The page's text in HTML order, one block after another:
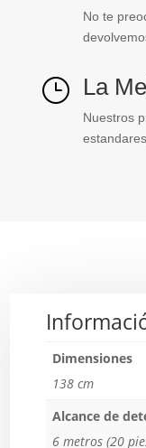
No te
} La
Nuestros
Dimensiones
138 cm
Alcance de
6 metros (20